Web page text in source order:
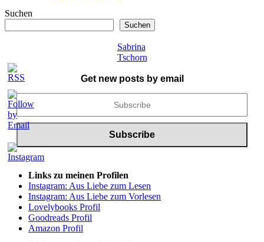
Suchen
Suchen
Sabrina
Tschorn
Get new posts by email
Links zu meinen Profilen
Instagram: Aus Liebe zum Lesen
Instagram: Aus Liebe zum Vorlesen
Lovelybooks Profil
Goodreads Profil
Amazon Profil